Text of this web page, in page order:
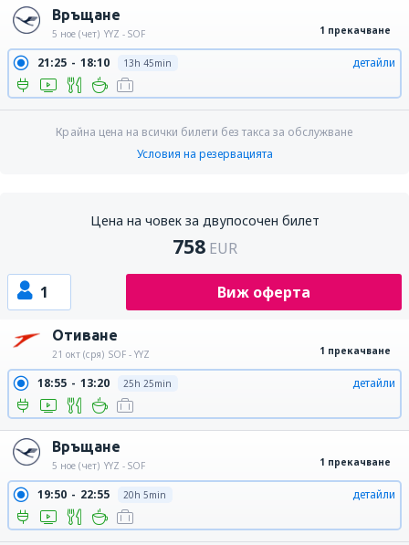
Връщане
5 ное (чет) YYZ - SOF 1 прекачване
21:25 18:10 13h 45min детайли
Крайна цена на всички билети без такса за обслужване
Условия на резервацията
Цена на човек за двупосочен билет
758 EUR
1 Виж оферта
Отиване
21 окт (сря) SOF - YYZ 1 прекачване
18:55 13:20 25h 25min детайли
Връщане
5 ное (чет) YYZ - SOF 1 прекачване
19:50 22:55 20h 5min детайли